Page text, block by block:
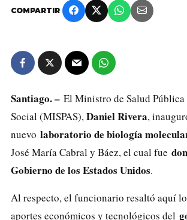
COMPARTIR
Santiago. – El Ministro de Salud
Social (MISPAS),Daniel Rivera,
nuevo laboratorio de biología
José María Cabral y Báez, el cual fue
Gobierno de los Estados Unidos.
Al respecto, el funcionario resaltó aquí
aportes económicos y tecnológicos del